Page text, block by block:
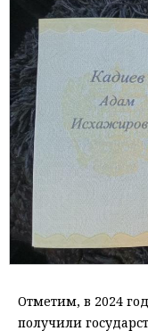
Отметим, в 2024
получили